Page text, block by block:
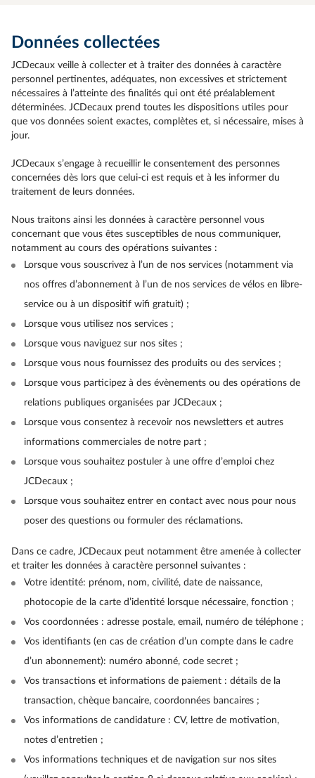
Données collectées
JCDecaux veille à collecter et à traiter des données à caractère
personnel pertinentes, adéquates, non excessives et strictement
nécessaires à l’atteinte des finalités qui ont été préalablement
déterminées. JCDecaux prend toutes les dispositions utiles pour
que vos données soient exactes, complètes et, si nécessaire, mises à
jour.
JCDecaux s’engage à recueillir le consentement des personnes
concernées dès lors que celui-ci est requis et à les informer du
traitement de leurs données.
Nous traitons ainsi les données à caractère personnel vous
concernant que vous êtes susceptibles de nous communiquer,
notamment au cours des opérations suivantes :
Lorsque vous souscrivez à l’un de nos services (notamment via
nos offres d’abonnement à l’un de nos services de vélos en libre-
service ou à un dispositif wifi gratuit) ;
Lorsque vous utilisez nos services ;
Lorsque vous naviguez sur nos sites ;
Lorsque vous nous fournissez des produits ou des services ;
Lorsque vous participez à des évènements ou des opérations de
relations publiques organisées par JCDecaux ;
Lorsque vous consentez à recevoir nos newsletters et autres
informations commerciales de notre part ;
Lorsque vous souhaitez postuler à une offre d’emploi chez
JCDecaux ;
Lorsque vous souhaitez entrer en contact avec nous pour nous
poser des questions ou formuler des réclamations.
Dans ce cadre, JCDecaux peut notamment être amenée à collecter
et traiter les données à caractère personnel suivantes :
Votre identité: prénom, nom, civilité, date de naissance,
photocopie de la carte d’identité lorsque nécessaire, fonction ;
Vos coordonnées : adresse postale, email, numéro de téléphone ;
Vos identifiants (en cas de création d’un compte dans le cadre
d’un abonnement): numéro abonné, code secret ;
Vos transactions et informations de paiement : détails de la
transaction, chèque bancaire, coordonnées bancaires ;
Vos informations de candidature : CV, lettre de motivation,
notes d’entretien ;
Vos informations techniques et de navigation sur nos sites